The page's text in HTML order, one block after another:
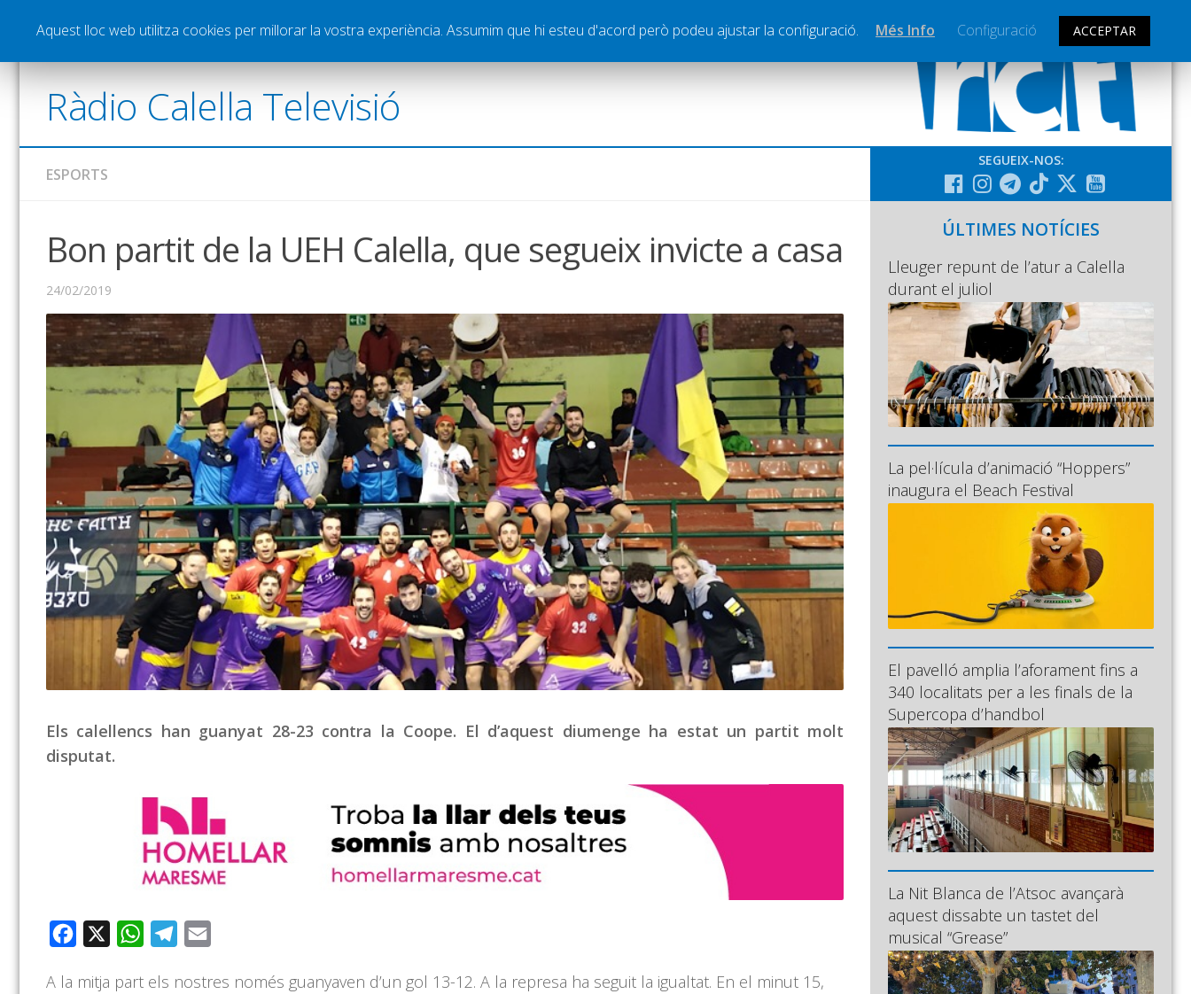
Notícies Esports Pòdcasts Vídeos Graella Publicitat Contacte
Ràdio Calella Televisió
ESPORTS
Bon partit de la UEH Calella, que segueix invicte a casa
24/02/2019
Els calellencs han guanyat 28-23 contra la Coope. El d’aquest diumenge ha estat un partit molt
disputat.
Facebook WhatsAppTelegram
A la mitja part els nostres només guanyaven d’un gol 13-12. A la represa ha seguit la igualtat. En el minut 15,
SEGUEIX-NOS:
ÚLTIMES NOTÍCIES
Lleuger repunt de l’atur a Calella
durant el juliol
La pel·lícula d’animació “Hoppers”
inaugura el Beach Festival
El pavelló amplia l’aforament fins a
340 localitats per a les finals de la
Supercopa d’handbol
La Nit Blanca de l’Atsoc avançarà
aquest dissabte un tastet del
musical “Grease”
Aquest lloc web utilitza cookies per millorar la vostra experiència. Assumim que hi esteu d'acord però podeu ajustar la configuració. Més Info Configuració ACCEPTAR